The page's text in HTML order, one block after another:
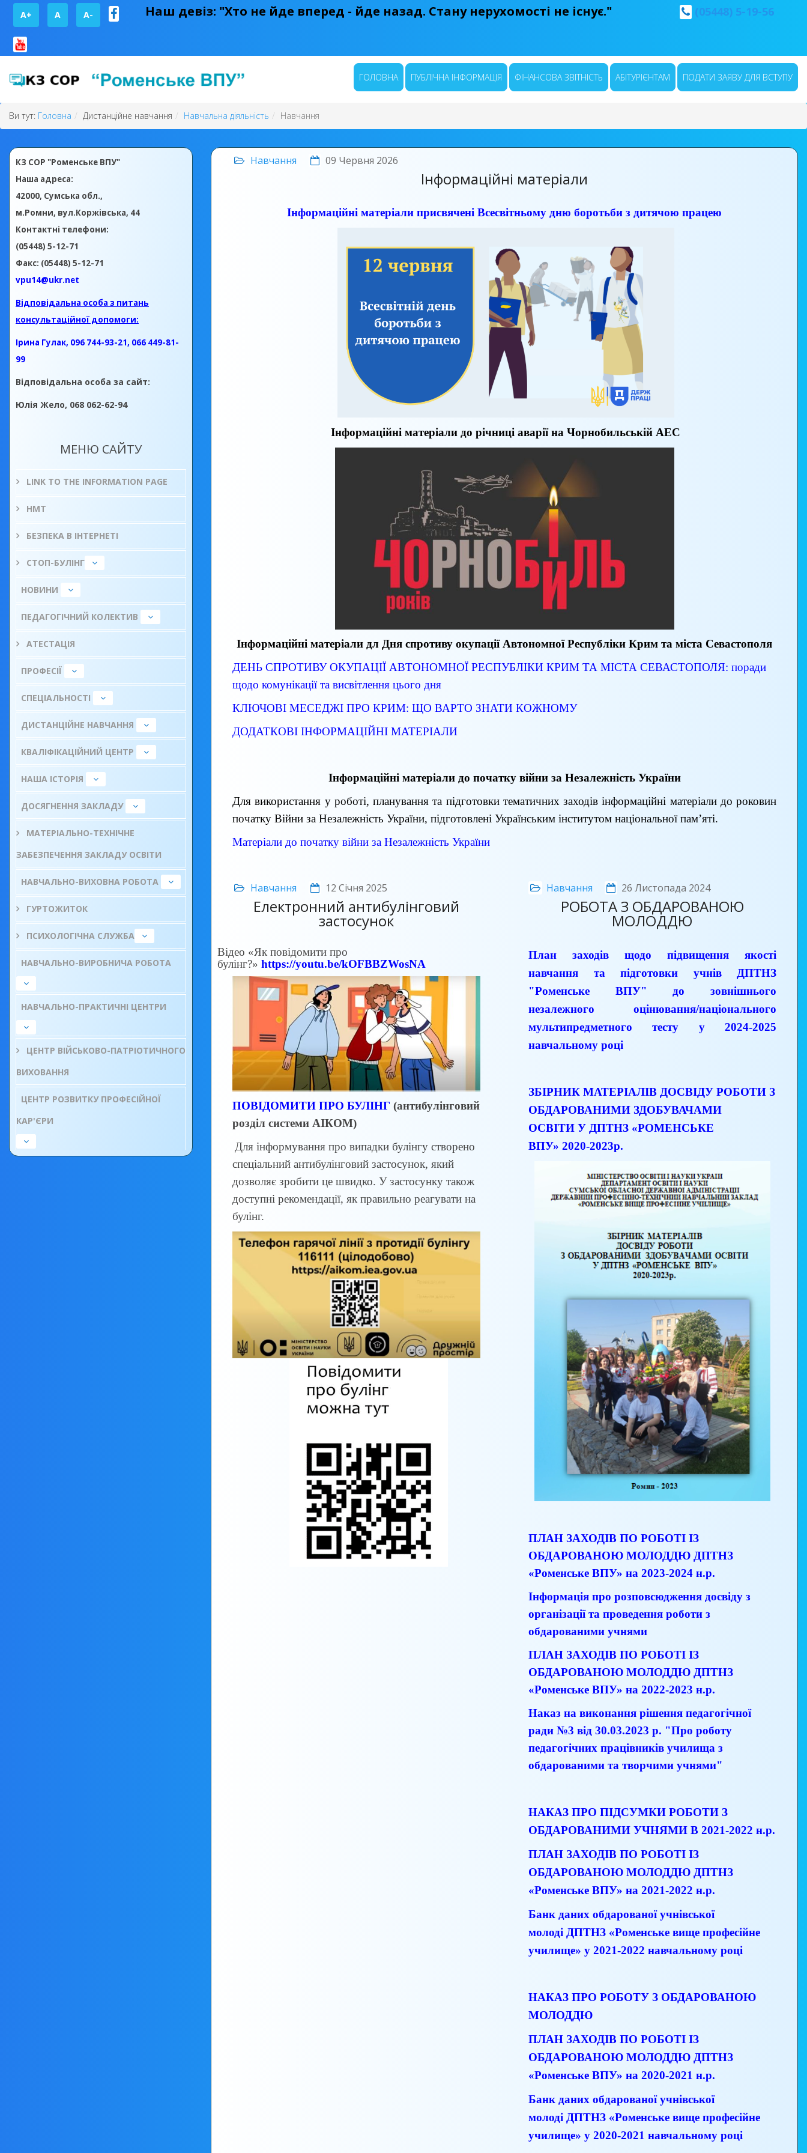
A+ А A- Наш девіз: "Хто не йде вперед - йде назад. Стану нерухомості не існує." (05448) 5-19-56
ГОЛОВНА ПУБЛІЧНА ІНФОРМАЦІЯ ФІНАНСОВА ЗВІТНІСТЬ АБІТУРІЄНТАМ ПОДАТИ ЗАЯВУ ДЛЯ ВСТУПУ
Ви тут: Головна Дистанційне навчання Навчальна діяльність Навчання
КЗ СОР "Роменське ВПУ"
Наша адреса:
42000, Сумська обл.,
м.Ромни, вул.Коржівська, 44
Контактні телефони:
(05448) 5-12-71
Факс: (05448) 5-12-71
vpu14@ukr.net
Відповідальна особа з питань
консультаційної допомоги:
Ірина Гулак, 096 744-93-21, 066 449-81-
99
Відповідальна особа за сайт:
Юлія Жело, 068 062-62-94
МЕНЮ САЙТУ
LINK TO THE INFORMATION PAGE
НМТ
БЕЗПЕКА В ІНТЕРНЕТІ
СТОП-БУЛІНГ
НОВИНИ
ПЕДАГОГІЧНИЙ КОЛЕКТИВ
АТЕСТАЦІЯ
ПРОФЕСІЇ
СПЕЦІАЛЬНОСТІ
ДИСТАНЦІЙНЕ НАВЧАННЯ
КВАЛІФІКАЦІЙНИЙ ЦЕНТР
НАША ІСТОРІЯ
ДОСЯГНЕННЯ ЗАКЛАДУ
МАТЕРІАЛЬНО-ТЕХНІЧНЕ
ЗАБЕЗПЕЧЕННЯ ЗАКЛАДУ ОСВІТИ
НАВЧАЛЬНО-ВИХОВНА РОБОТА
ГУРТОЖИТОК
ПСИХОЛОГІЧНА СЛУЖБА
НАВЧАЛЬНО-ВИРОБНИЧА РОБОТА
НАВЧАЛЬНО-ПРАКТИЧНІ ЦЕНТРИ
ЦЕНТР ВІЙСЬКОВО-ПАТРІОТИЧНОГО
ВИХОВАННЯ
ЦЕНТР РОЗВИТКУ ПРОФЕСІЙНОЇ
КАР'ЄРИ
Навчання 09 Червня 2026
Інформаційні матеріали
Інформаційні матеріали присвячені Всесвітньому дню боротьби з дитячою працею
Інформаційні матеріали до річниці аварії на Чорнобильській АЕС
Інформаційні матеріали дл Дня спротиву окупації Автономної Республіки Крим та міста Севастополя
ДЕНЬ СПРОТИВУ ОКУПАЦІЇ АВТОНОМНОЇ РЕСПУБЛІКИ КРИМ ТА МІСТА СЕВАСТОПОЛЯ: поради
щодо комунікації та висвітлення цього дня
КЛЮЧОВІ МЕСЕДЖІ ПРО КРИМ: ЩО ВАРТО ЗНАТИ КОЖНОМУ
ДОДАТКОВІ ІНФОРМАЦІЙНІ МАТЕРІАЛИ
Інформаційні матеріали до початку війни за Незалежність України
Для використання у роботі, планування та підготовки тематичних заходів інформаційні матеріали до роковин
початку Війни за Незалежність України, підготовлені Українським інститутом національної пам’яті.
Матеріали до початку війни за Незалежність України
Навчання 12 Січня 2025
Електронний антибулінговий
застосунок
Відео «Як повідомити про
булінг?» https://youtu.be/kOFBBZWosNA
ПОВІДОМИТИ ПРО БУЛІНГ (антибулінговий
розділ системи АІКОМ)
Для інформування про випадки булінгу створено
спеціальний антибулінговий застосунок, який
дозволяє зробити це швидко. У застосунку також
доступні рекомендації, як правильно реагувати на
булінг.
Навчання 26 Листопада 2024
РОБОТА З ОБДАРОВАНОЮ
МОЛОДДЮ
План заходів щодо підвищення якості
навчання та підготовки учнів ДПТНЗ
"Роменське ВПУ" до зовнішнього
незалежного оцінювання/національного
мультипредметного тесту у 2024-2025
навчальному році
ЗБІРНИК МАТЕРІАЛІВ ДОСВІДУ РОБОТИ З
ОБДАРОВАНИМИ ЗДОБУВАЧАМИ
ОСВІТИ У ДПТНЗ «РОМЕНСЬКЕ
ВПУ» 2020-2023р.
ПЛАН ЗАХОДІВ ПО РОБОТІ ІЗ
ОБДАРОВАНОЮ МОЛОДДЮ ДПТНЗ
«Роменське ВПУ» на 2023-2024 н.р.
Інформація про розповсюдження досвіду з
організації та проведення роботи з
обдарованими учнями
ПЛАН ЗАХОДІВ ПО РОБОТІ ІЗ
ОБДАРОВАНОЮ МОЛОДДЮ ДПТНЗ
«Роменське ВПУ» на 2022-2023 н.р.
Наказ на виконання рішення педагогічної
ради №3 від 30.03.2023 р. "Про роботу
педагогічних працівників училища з
обдарованими та творчими учнями"
НАКАЗ ПРО ПІДСУМКИ РОБОТИ З
ОБДАРОВАНИМИ УЧНЯМИ В 2021-2022 н.р.
ПЛАН ЗАХОДІВ ПО РОБОТІ ІЗ
ОБДАРОВАНОЮ МОЛОДДЮ ДПТНЗ
«Роменське ВПУ» на 2021-2022 н.р.
Банк даних обдарованої учнівської
молоді ДПТНЗ «Роменське вище професійне
училище» у 2021-2022 навчальному році
НАКАЗ ПРО РОБОТУ З ОБДАРОВАНОЮ
МОЛОДДЮ
ПЛАН ЗАХОДІВ ПО РОБОТІ ІЗ
ОБДАРОВАНОЮ МОЛОДДЮ ДПТНЗ
«Роменське ВПУ» на 2020-2021 н.р.
Банк даних обдарованої учнівської
молоді ДПТНЗ «Роменське вище професійне
училище» у 2020-2021 навчальному році